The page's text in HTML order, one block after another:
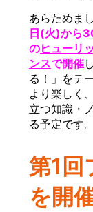
あらためまし
日(火)から
のヒューリ
ンスで開催
る！」をテ
より楽しく
立つ知識・
る予定です。
第1回
を開